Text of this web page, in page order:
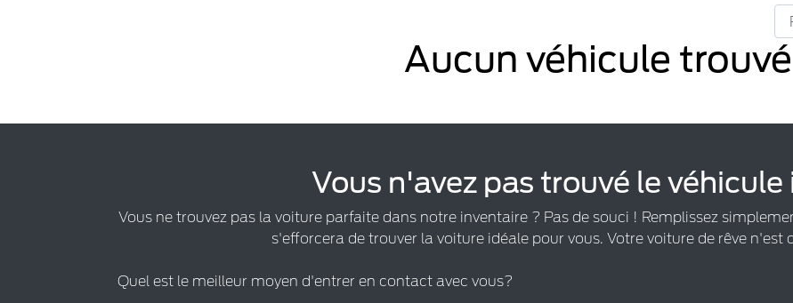
Aucun véhicule trouvé
Vous n'avez pas trouvé le véhicule
Vous ne trouvez pas la voiture parfaite dans notre inventaire ? Pas de souci ! Remplissez
s'efforcera de trouver la voiture idéale pour vous. Votre voiture de rêve n'est
Quel est le meilleur moyen d'entrer en contact avec vous?